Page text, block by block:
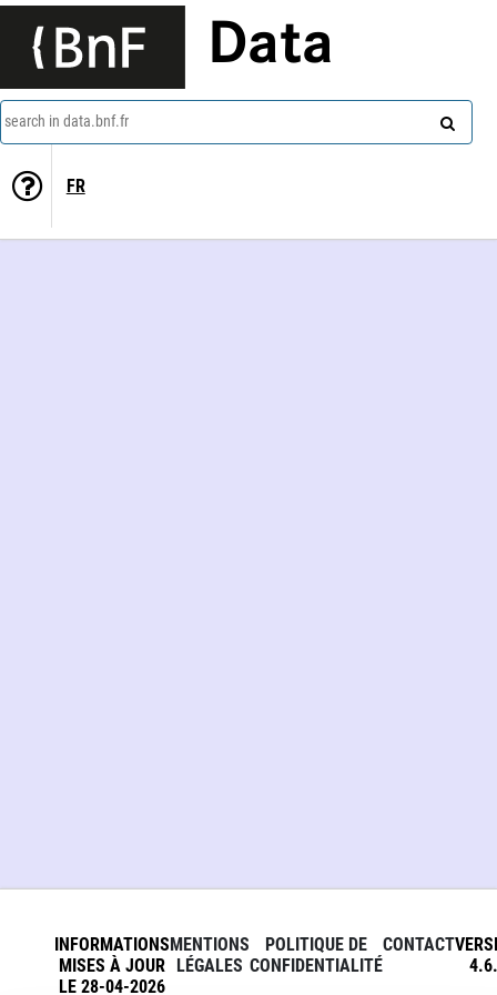
Data
search in data.bnf.fr
FR
INFORMATIONS
MISES À JOUR
LE 28-04-2026
MENTIONS
LÉGALES
POLITIQUE DE
CONFIDENTIALITÉ
CONTACT